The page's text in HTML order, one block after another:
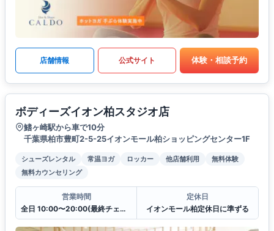
店舗情報 公式サイト 体験・相談予約
ボディーズイオン柏スタジオ店
鰭ヶ崎駅から車で10分
千葉県柏市豊町2-5-25イオンモール柏ショッピングセンター1F
シューズレンタル 常温ヨガ ロッカー 他店舗利用
無料体験
無料カウンセリング
営業時間
全日 10:00〜20:00(最終チェックイン19:30)
定休日
イオンモール柏定休日に準ずる